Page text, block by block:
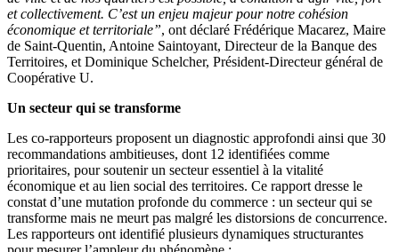
et collectivement. C’est un enjeu majeur pour notre cohésion
économique et territoriale”, ont déclaré Frédérique Macarez, Maire
de Saint-Quentin, Antoine Saintoyant, Directeur de la Banque des
Territoires, et Dominique Schelcher, Président-Directeur général de
Coopérative U.
Un secteur qui se transforme
Les co-rapporteurs proposent un diagnostic approfondi ainsi que 30
recommandations ambitieuses, dont 12 identifiées comme
prioritaires, pour soutenir un secteur essentiel à la vitalité
économique et au lien social des territoires. Ce rapport dresse le
constat d’une mutation profonde du commerce : un secteur qui se
transforme mais ne meurt pas malgré les distorsions de concurrence.
Les rapporteurs ont identifié plusieurs dynamiques structurantes